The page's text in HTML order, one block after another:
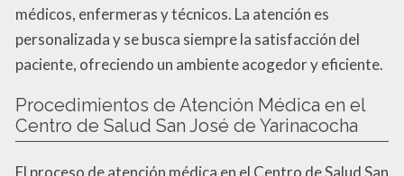
médicos, enfermeras y técnicos. La atención es
personalizada y se busca siempre la satisfacción del
paciente, ofreciendo un ambiente acogedor y eficiente.
Procedimientos de Atención Médica en el
Centro de Salud San José de Yarinacocha
El proceso de atención médica en el Centro de Salud San